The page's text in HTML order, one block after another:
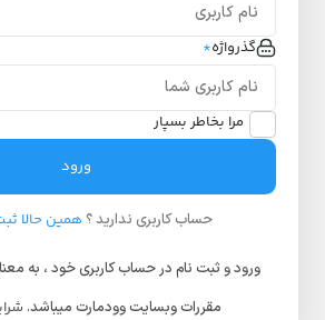
گذرواژه*
مرا بخاطر بسپار
ورود
حساب کاربری ندارید ؟ همین حالا
ورود و ثبت نام در حساب کاربری خود ، به
مقررات وبسایت وودمارت میباشد.